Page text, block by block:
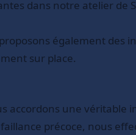
dans notre atelier de
également
sur place.
accordons une véritable
précoce, nous